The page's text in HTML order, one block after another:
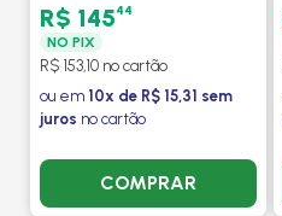
R$ 14544
NO PIX
R$ 153,10 no cartão
ou em 10x de R$ 15,31 sem
juros no cartão
COMPRAR